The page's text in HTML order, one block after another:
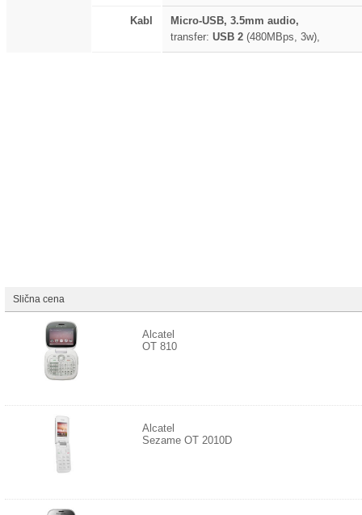
Kabl
Micro-USB, 3.5mm audio,
transfer: USB 2 (480MBps, 3w),
Slična cena
Alcatel
OT 810
Alcatel
Sezame OT 2010D